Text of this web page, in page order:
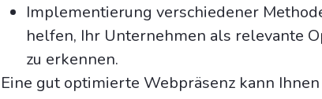
Implementierung verschiedener
helfen, Ihr Unternehmen als relevante
zu erkennen.
Eine gut optimierte Webpräsenz kann